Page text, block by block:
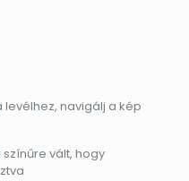
navigálj a kép
vált, hogy